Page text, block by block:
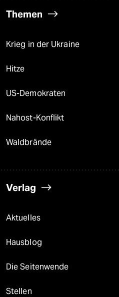
Themen
Krieg in der Ukraine
Hitze
US-Demokraten
Nahost-Konflikt
Waldbrände
Verlag
Aktuelles
Hausblog
Die Seitenwende
Stellen